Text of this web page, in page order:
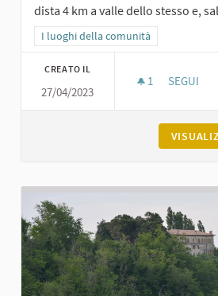
dista 4 km a valle dello stesso e,
Filtra i risultati per categoria: I luoghi
I luoghi della comunità
CREATO IL
27/04/2023
1 1
SEGUI